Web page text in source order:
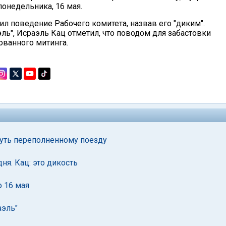
16 мая.
поведение Рабочего комитета, назвав его "диким".
Исраэль Кац отметил, что поводом для забастовки
митинга.
переполненному поезду
Кац: это дикость
16 мая